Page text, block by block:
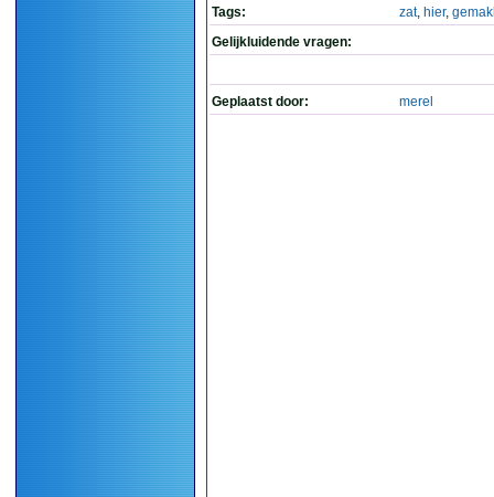
Tags:
zat, hier,
Gelijkluidende vragen:
Geplaatst door: merel